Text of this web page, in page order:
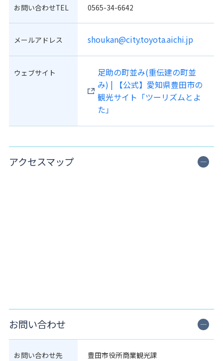
お問い合わせTEL 0565-34-6642
メールアドレス shoukan@city.toyota.aichi.jp
ウェブサイト
足助の町並み(重伝建の町並
み) | 【公式】愛知県豊田市の
観光サイト「ツーリズムとよ
た」
アクセスマップ
お問い合わせ
お問い合わせ先 豊田市役所商業観光課